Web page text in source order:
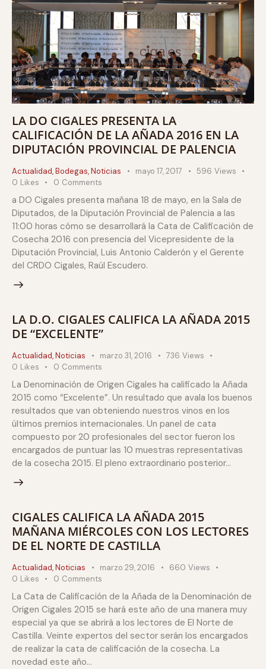
LA DO CIGALES PRESENTA LA
CALIFICACIÓN DE LA AÑADA 2016 EN LA
DIPUTACIÓN PROVINCIAL DE PALENCIA
Actualidad,Bodegas,Noticias mayo 17, 2017 596 Views
0 Likes 0 Comments
a DO Cigales presenta mañana 18 de mayo, en la Sala de
Diputados, de la Diputación Provincial de Palencia a las
11:00 horas cómo se desarrollará la Cata de Calificación de
Cosecha 2016 con presencia del Vicepresidente de la
Diputación Provincial, Luis Antonio Calderón y el Gerente
del CRDO Cigales, Raúl Escudero.
LA D.O. CIGALES CALIFICA LA AÑADA 2015
DE “EXCELENTE”
Actualidad,Noticias marzo 31, 2016 736 Views
0 Likes 0 Comments
La Denominación de Origen Cigales ha calificado la Añada
2015 como “Excelente”. Un resultado que avala los buenos
resultados que van obteniendo nuestros vinos en los
últimos premios internacionales. Un panel de cata
compuesto por 20 profesionales del sector fueron los
encargados de puntuar las 10 muestras representativas
de la cosecha 2015. El pleno extraordinario posterior…
CIGALES CALIFICA LA AÑADA 2015
MAÑANA MIÉRCOLES CON LOS LECTORES
DE EL NORTE DE CASTILLA
Actualidad,Noticias marzo 29, 2016 660 Views
0 Likes 0 Comments
La Cata de Calificación de la Añada de la Denominación de
Origen Cigales 2015 se hará este año de una manera muy
especial ya que se abrirá a los lectores de El Norte de
Castilla. Veinte expertos del sector serán los encargados
de realizar la cata de calificación de la cosecha. La
novedad este año…